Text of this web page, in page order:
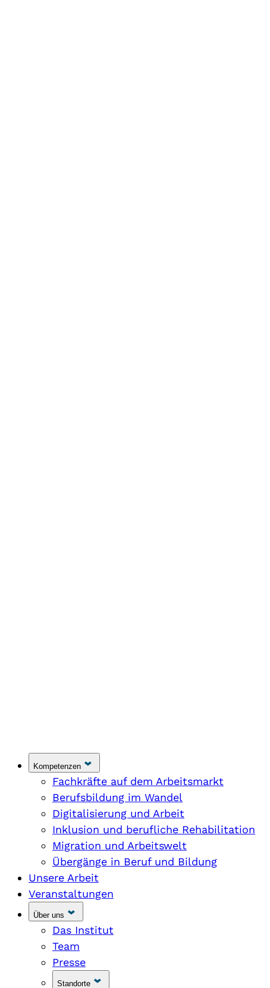
Kompetenzen
Fachkräfte auf dem Arbeitsmarkt
Berufsbildung im Wandel
Digitalisierung und Arbeit
Inklusion und berufliche Rehabilitation
Migration und Arbeitswelt
Übergänge in Beruf und Bildung
Unsere Arbeit
Veranstaltungen
Über uns
Das Institut
Team
Presse
Standorte